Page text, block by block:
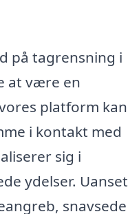
på tagrensning i
at være en
platform kan
i kontakt med
sig i
ydelser. Uanset
snavsede